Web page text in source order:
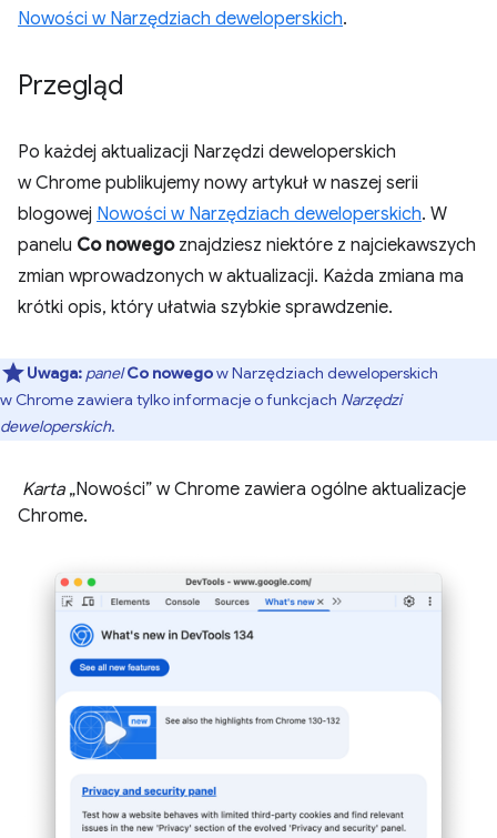
Nowości w Narzędziach deweloperskich.
Przegląd
Po każdej aktualizacji Narzędzi deweloperskich
w Chrome publikujemy nowy artykuł w naszej serii
blogowej Nowości w Narzędziach deweloperskich. W
panelu Co nowegoznajdziesz niektóre z najciekawszych
zmian wprowadzonych w aktualizacji. Każda zmiana ma
krótki opis, który ułatwia szybkie sprawdzenie.
Uwaga: panel Co nowegow Narzędziach deweloperskich
w Chrome zawiera tylko informacje o funkcjach Narzędzi
deweloperskich.
Karta„Nowości” w Chrome zawiera ogólne aktualizacje
Chrome.